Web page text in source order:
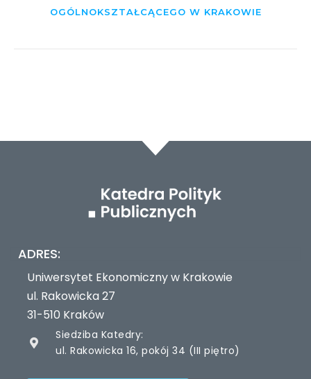
OGÓLNOKSZTAŁCĄCEGO W KRAKOWIE
ADRES:
Uniwersytet Ekonomiczny w Krakowie
ul. Rakowicka 27
31-510 Kraków
Siedziba Katedry:
ul. Rakowicka 16, pokój 34 (III piętro)